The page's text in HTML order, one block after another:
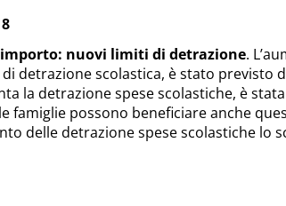
importo: nuovi limiti di detrazione.
detrazione scolastica, è stato previsto
la detrazione spese scolastiche, è
famiglie possono beneficiare anche
delle detrazione spese scolastiche lo